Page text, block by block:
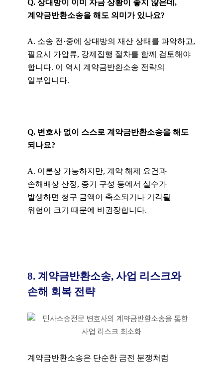
Q. 상대방이 이미 자금 상황이 좋지 않은데,
계약금반환소송을 해도 의미가 있나요?
A. 소송 전·중에 상대방의 재산 상태를 파악하고,
필요시 가압류, 강제집행 절차를 함께 검토해야
합니다. 이 역시 계약금반환소송 전략의
일부입니다.
Q. 변호사 없이 스스로 계약금반환소송을 해도
되나요?
A. 이론상 가능하지만, 계약 해제 요건과
손해배상 산정, 증거 구성 등에서 실수가
발생하면 청구 금액이 축소되거나 기각될
위험이 크기 때문에 비권장합니다.
8. 계약금반환소송, 사업 리스크와
손해 회복 전략
계약금반환소송은 단순한 금전 분쟁처럼